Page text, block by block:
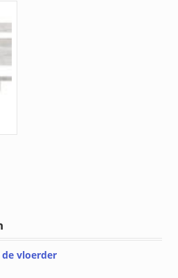
vloerder